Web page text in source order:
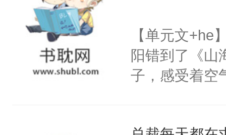
间变脸背叛
的恶事他都对
一个权力滔天
右男主又报
他说：【您需
【单元文+he
阳错到了《山
子，感受着空